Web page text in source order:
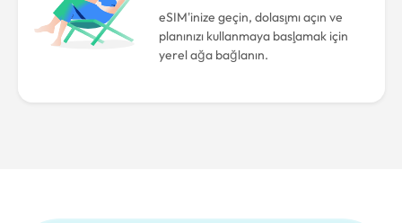
eSIM'inize geçin, dolaşımı açın ve
planınızı kullanmaya başlamak için
yerel ağa bağlanın.